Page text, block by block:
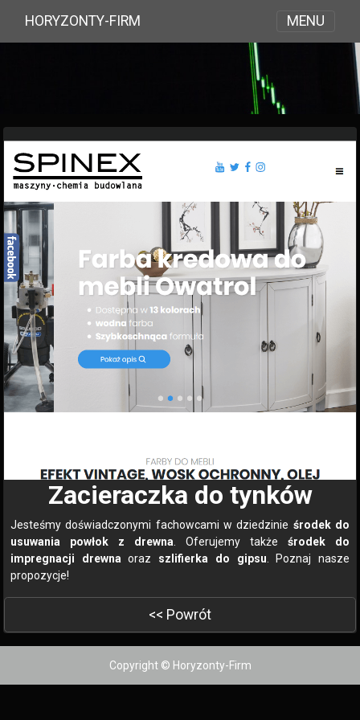
HORYZONTY-FIRM MENU
Zacieraczka do tynków
Jesteśmy doświadczonymi fachowcami w dziedzinie środek do
usuwania powłok z drewna. Oferujemy także środek do
impregnacji drewnaoraz szlifierka do gipsu. Poznaj nasze
propozycje!
<< Powrót
Copyright © Horyzonty-Firm